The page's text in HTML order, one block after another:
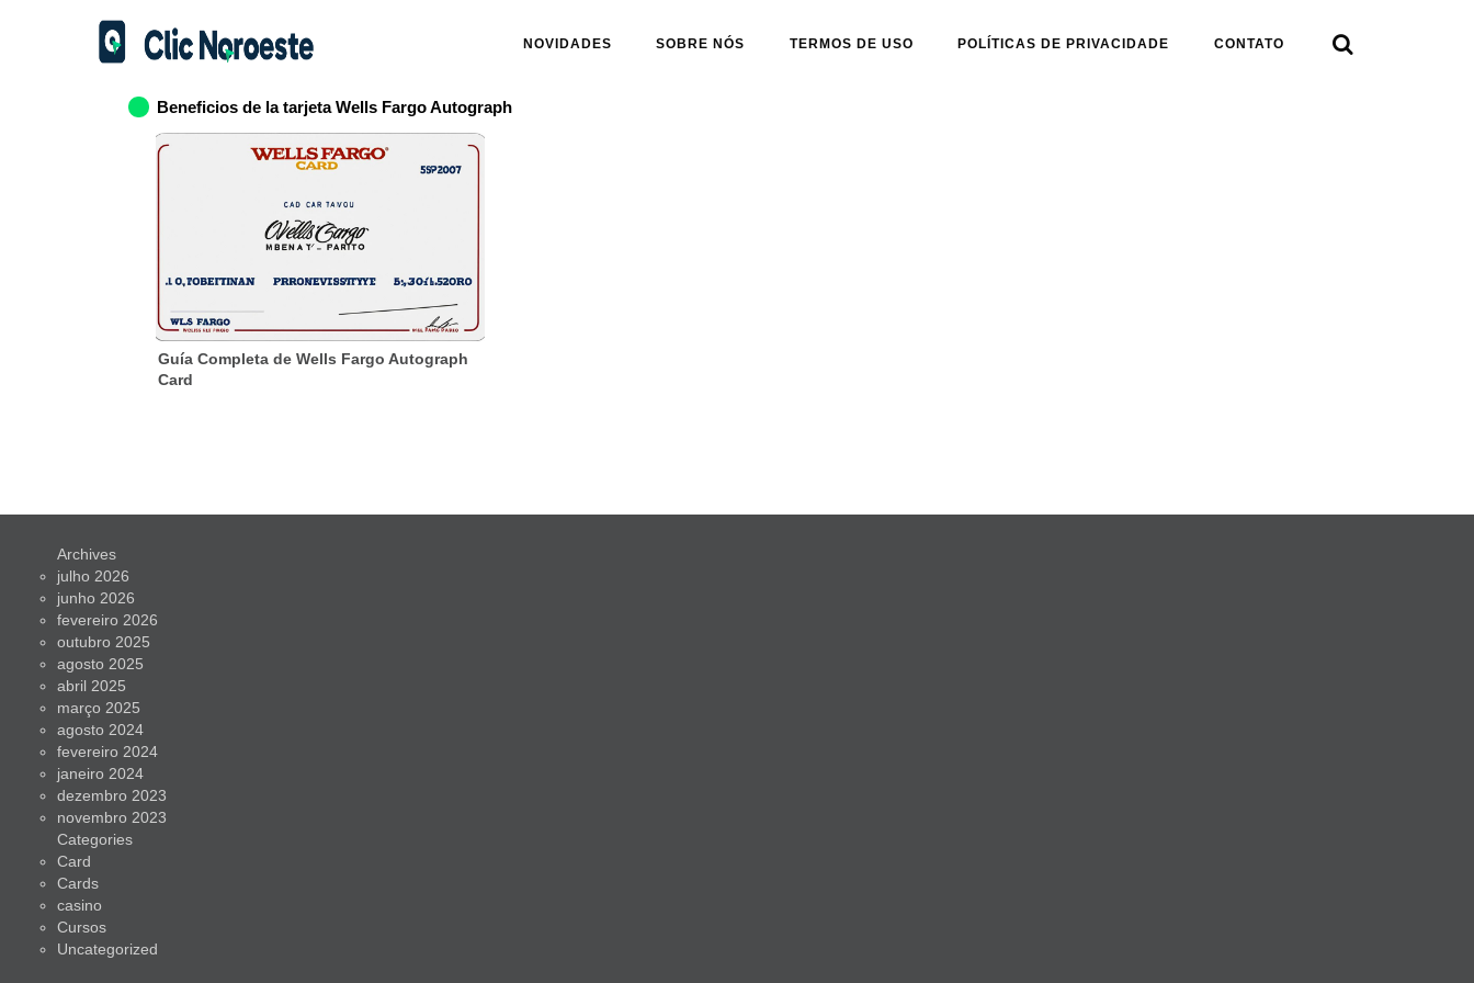
NOVIDADES SOBRE NÓS TERMOS DE USO POLÍTICAS DE PRIVACIDADE CONTATO 
Beneficios de la tarjeta Wells Fargo Autograph
Guía Completa de Wells Fargo Autograph
Card
Archives
julho 2026
junho 2026
fevereiro 2026
outubro 2025
agosto 2025
abril 2025
março 2025
agosto 2024
fevereiro 2024
janeiro 2024
dezembro 2023
novembro 2023
Categories
Card
Cards
casino
Cursos
Uncategorized